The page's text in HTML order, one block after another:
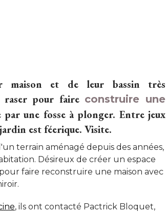
maison et de leur bassin très
pour faire construire une
par une fosse à plonger. Entre jeux
est féerique. Visite.
terrain aménagé depuis des années,
Désireux de créer un espace
faire reconstruire une maison avec
, ils ont contacté Pactrick Bloquet,